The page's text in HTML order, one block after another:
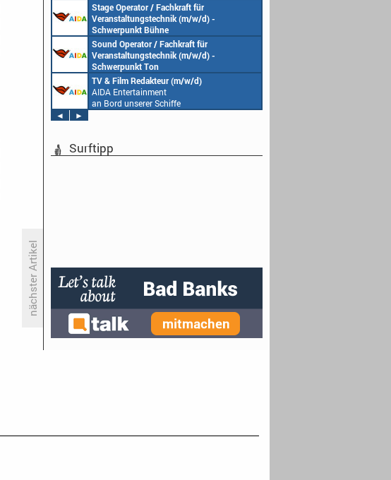
nächster Artikel
Stage Operator / Fachkraft für
Veranstaltungstechnik (m/w/d) -
Schwerpunkt Bühne
AIDA Entertainment
an Bord unserer Schiffe
Sound Operator / Fachkraft für
Veranstaltungstechnik (m/w/d) -
Schwerpunkt Ton
AIDA Entertainment
an Bord unserer Schiffe
TV & Film Redakteur (m/w/d)
AIDA Entertainment
an Bord unserer Schiffe
◄
►
Surftipp